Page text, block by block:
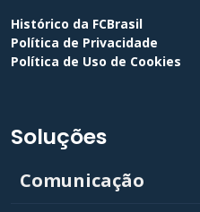
Histórico da FCBrasil
Política de Privacidade
Política de Uso de Cookies
Soluções
Comunicação